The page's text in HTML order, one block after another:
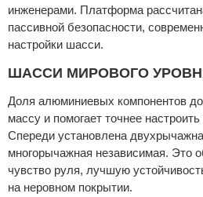
инженерами. Платформа
пассивной безопасности,
настройки шасси.
ШАССИ МИРОВОГО
Доля алюминиевых компонентов
массу и помогает точнее
Спереди установлена
многорычажная независимая. Это
чувство руля, лучшую
на неровном покрытии.